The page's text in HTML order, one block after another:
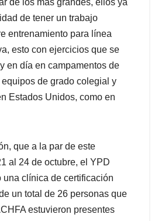
de tener un trabajo
entrenamiento para línea
esto con ejercicios que se
en día en campamentos de
de grado colegial y
Estados Unidos, como en
que a la par de este
al 24 de octubre, el YPD
una clínica de certificación
un total de 26 personas que
estuvieron presentes